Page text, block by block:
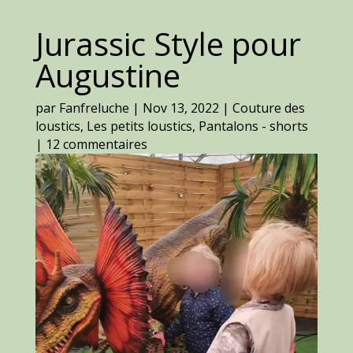
Jurassic Style pour
Augustine
par Fanfreluche | Nov 13, 2022 | Couture des
loustics, Les petits loustics, Pantalons - shorts
| 12 commentaires